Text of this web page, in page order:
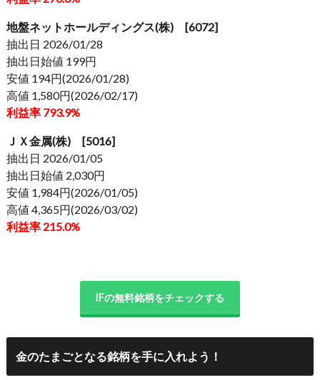
地盤ネットホールディングス(株) [6072]
抽出日 2026/01/28
抽出日始値 199円
安値 194円(2026/01/28)
高値 1,580円(2026/02/17)
利益率 793.9%
ＪＸ金属(株) [5016]
抽出日 2026/01/05
抽出日始値 2,030円
安値 1,984円(2026/01/05)
高値 4,365円(2026/03/02)
利益率 215.0%
IFの無料銘柄をチェックする
金のたまごとなる銘柄を手に入れよう！